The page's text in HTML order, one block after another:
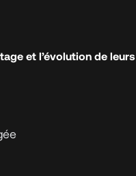
et l’évolution de